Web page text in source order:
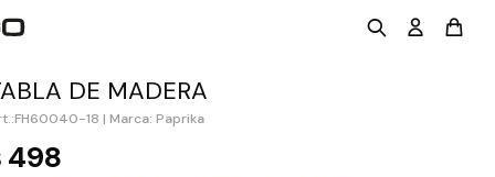
DE MADERA
FH60040-18 | Marca: Paprika
498